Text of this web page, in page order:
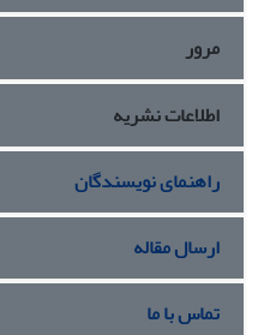
مرور
اطلاعات نشریه
راهنمای نویسندگان
ارسال مقاله
تماس با ما